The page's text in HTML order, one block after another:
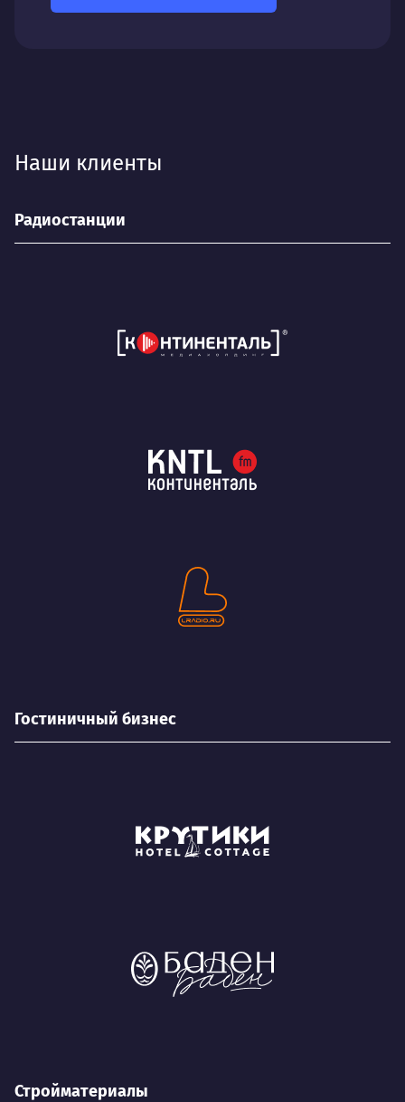
Наши клиенты
Радиостанции
Гостиничный бизнес
Стройматериалы